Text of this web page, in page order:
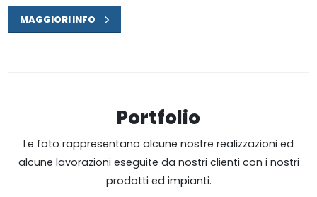
MAGGIORI INFO
Portfolio
Le foto rappresentano alcune nostre realizzazioni ed
alcune lavorazioni eseguite da nostri clienti con i nostri
prodotti ed impianti.